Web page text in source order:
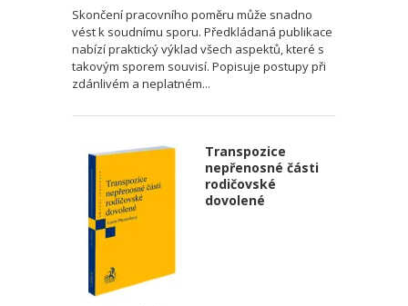
Skončení pracovního poměru může snadno
vést k soudnímu sporu. Předkládaná publikace
nabízí praktický výklad všech aspektů, které s
takovým sporem souvisí. Popisuje postupy při
zdánlivém a neplatném...
Transpozice
nepřenosné části
rodičovské
dovolené